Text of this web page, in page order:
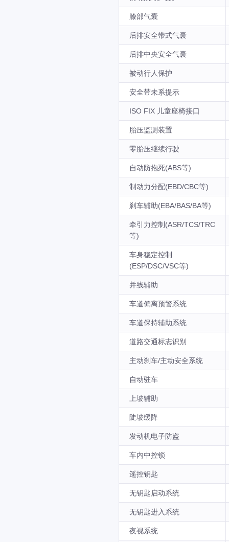
膝部气囊
后排安全带式气囊
后排中央安全气囊
被动行人保护
安全带未系提示
ISO FIX 儿童座椅接口
胎压监测装置
零胎压继续行驶
自动防抱死(ABS等)
制动力分配(EBD/CBC等)
刹车辅助(EBA/BAS/BA等)
牵引力控制(ASR/TCS/TRC
等)
车身稳定控制
(ESP/DSC/VSC等)
并线辅助
车道偏离预警系统
车道保持辅助系统
道路交通标志识别
主动刹车/主动安全系统
自动驻车
上坡辅助
陡坡缓降
发动机电子防盗
车内中控锁
遥控钥匙
无钥匙启动系统
无钥匙进入系统
夜视系统